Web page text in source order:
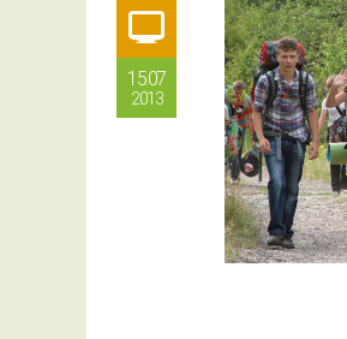
15.07
2013